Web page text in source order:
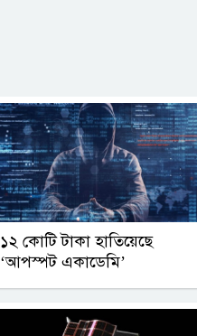
১২ কোটি টাকা হাতিয়েছে
‘আপস্পট একাডেমি’